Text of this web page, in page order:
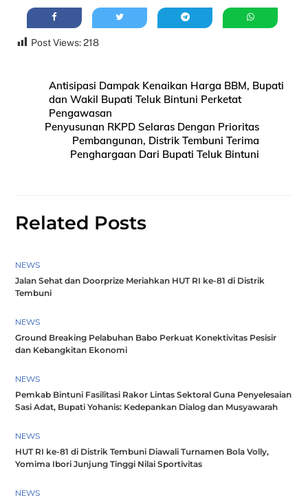
Post Views: 218
Antisipasi Dampak Kenaikan Harga BBM, Bupati
dan Wakil Bupati Teluk Bintuni Perketat
Pengawasan
Penyusunan RKPD Selaras Dengan Prioritas
Pembangunan, Distrik Tembuni Terima
Penghargaan Dari Bupati Teluk Bintuni
Related Posts
NEWS
Jalan Sehat dan Doorprize Meriahkan HUT RI ke-81 di Distrik
Tembuni
NEWS
Ground Breaking Pelabuhan Babo Perkuat Konektivitas Pesisir
dan Kebangkitan Ekonomi
NEWS
Pemkab Bintuni Fasilitasi Rakor Lintas Sektoral Guna Penyelesaian
Sasi Adat, Bupati Yohanis: Kedepankan Dialog dan Musyawarah
NEWS
HUT RI ke-81 di Distrik Tembuni Diawali Turnamen Bola Volly,
Yomima Ibori Junjung Tinggi Nilai Sportivitas
NEWS